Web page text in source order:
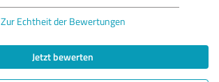
Zur Echtheit der Bewertungen
Jetzt bewerten